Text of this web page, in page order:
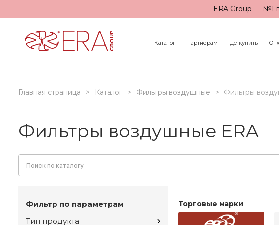
ERA Group — №1
Каталог Партнерам Где купить О
Главная страница Каталог Фильтры воздушные Фильтры
Фильтры воздушные ERA
Фильтр по параметрам
Тип продукта
Торговые марки